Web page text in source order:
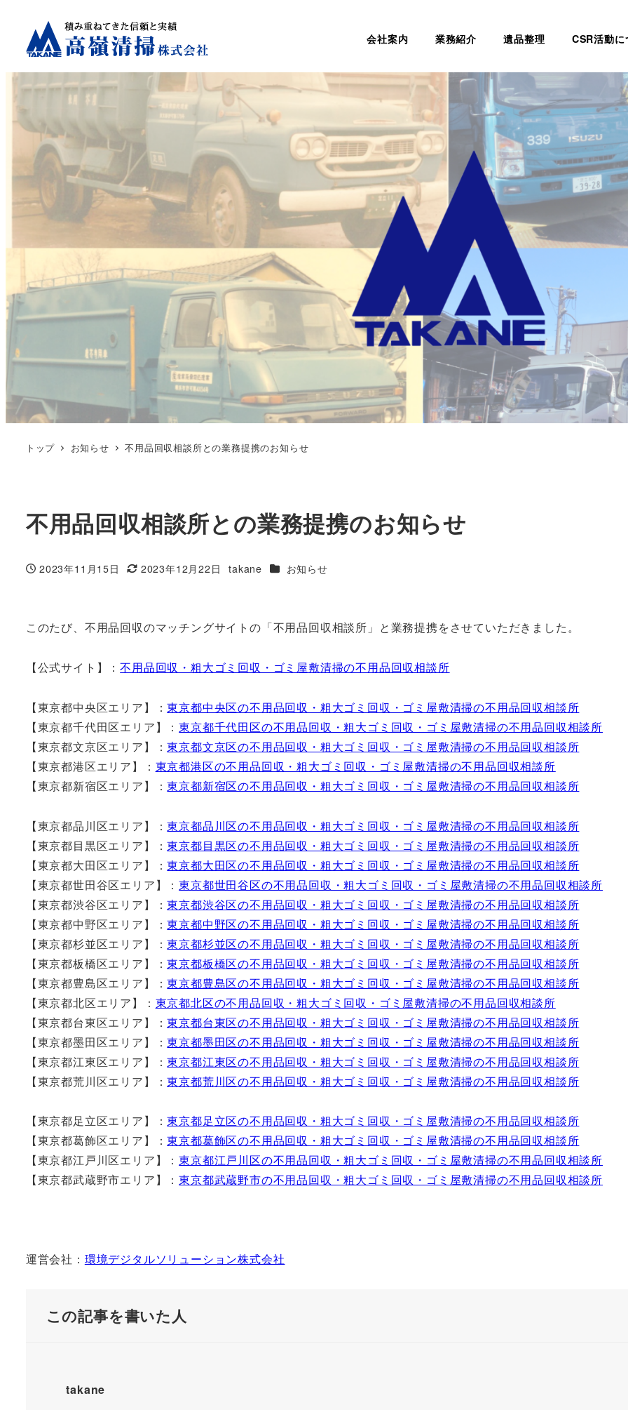
会社案内 業務紹介 遺品整理 CSR活動に
トップ お知らせ 不用品回収相談所との業務提携のお知らせ
不用品回収相談所との業務提携のお知らせ
投稿日
2023年11月15日
更新日
2023年12月22日
著
takane カテゴリー
お知らせ
このたび、不用品回収のマッチングサイトの「不用品回収相談所」と業務提携をさせていただきました。
【公式サイト】：不用品回収・粗大ゴミ回収・ゴミ屋敷清掃の不用品回収相談所
【東京都中央区エリア】：東京都中央区の不用品回収・粗大ゴミ回収・ゴミ屋敷清掃の不用品回収相談所
【東京都千代田区エリア】：東京都千代田区の不用品回収・粗大ゴミ回収・ゴミ屋敷清掃の不用品回収相談所
【東京都文京区エリア】：東京都文京区の不用品回収・粗大ゴミ回収・ゴミ屋敷清掃の不用品回収相談所
【東京都港区エリア】： 東京都港区の不用品回収・粗大ゴミ回収・ゴミ屋敷清掃の不用品回収相談所
【東京都新宿区エリア】：東京都新宿区の不用品回収・粗大ゴミ回収・ゴミ屋敷清掃の不用品回収相談所
【東京都品川区エリア】：東京都品川区の不用品回収・粗大ゴミ回収・ゴミ屋敷清掃の不用品回収相談所
【東京都目黒区エリア】：東京都目黒区の不用品回収・粗大ゴミ回収・ゴミ屋敷清掃の不用品回収相談所
【東京都大田区エリア】：東京都大田区の不用品回収・粗大ゴミ回収・ゴミ屋敷清掃の不用品回収相談所
【東京都世田谷区エリア】：東京都世田谷区の不用品回収・粗大ゴミ回収・ゴミ屋敷清掃の不用品回収相談所
【東京都渋谷区エリア】：東京都渋谷区の不用品回収・粗大ゴミ回収・ゴミ屋敷清掃の不用品回収相談所
【東京都中野区エリア】：東京都中野区の不用品回収・粗大ゴミ回収・ゴミ屋敷清掃の不用品回収相談所
【東京都杉並区エリア】：東京都杉並区の不用品回収・粗大ゴミ回収・ゴミ屋敷清掃の不用品回収相談所
【東京都板橋区エリア】：東京都板橋区の不用品回収・粗大ゴミ回収・ゴミ屋敷清掃の不用品回収相談所
【東京都豊島区エリア】：東京都豊島区の不用品回収・粗大ゴミ回収・ゴミ屋敷清掃の不用品回収相談所
【東京都北区エリア】： 東京都北区の不用品回収・粗大ゴミ回収・ゴミ屋敷清掃の不用品回収相談所
【東京都台東区エリア】：東京都台東区の不用品回収・粗大ゴミ回収・ゴミ屋敷清掃の不用品回収相談所
【東京都墨田区エリア】：東京都墨田区の不用品回収・粗大ゴミ回収・ゴミ屋敷清掃の不用品回収相談所
【東京都江東区エリア】：東京都江東区の不用品回収・粗大ゴミ回収・ゴミ屋敷清掃の不用品回収相談所
【東京都荒川区エリア】：東京都荒川区の不用品回収・粗大ゴミ回収・ゴミ屋敷清掃の不用品回収相談所
【東京都足立区エリア】：東京都足立区の不用品回収・粗大ゴミ回収・ゴミ屋敷清掃の不用品回収相談所
【東京都葛飾区エリア】：東京都葛飾区の不用品回収・粗大ゴミ回収・ゴミ屋敷清掃の不用品回収相談所
【東京都江戸川区エリア】：東京都江戸川区の不用品回収・粗大ゴミ回収・ゴミ屋敷清掃の不用品回収相談所
【東京都武蔵野市エリア】：東京都武蔵野市の不用品回収・粗大ゴミ回収・ゴミ屋敷清掃の不用品回収相談所
運営会社： 環境デジタルソリューション株式会社
この記事を書いた人
takane